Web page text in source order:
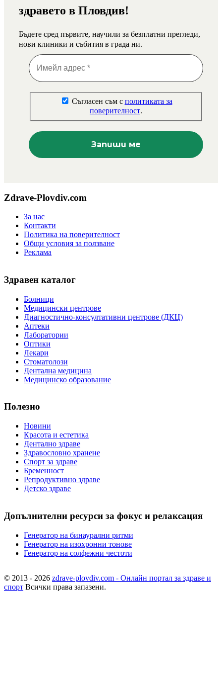
здравето в Пловдив!
Бъдете сред първите, научили за безплатни прегледи,
нови клиники и събития в града ни.
Съгласен съм с политиката за
поверителност.
Zdrave-Plovdiv.com
За нас
Контакти
Политика на поверителност
Общи условия за ползване
Реклама
Здравен каталог
Болници
Медицински центрове
Диагностично-консултативни центрове (ДКЦ)
Аптеки
Лаборатории
Оптики
Лекари
Стоматолози
Дентална медицина
Медицинско образование
Полезно
Новини
Красота и естетика
Дентално здраве
Здравословно хранене
Спорт за здраве
Бременност
Репродуктивно здраве
Детско здраве
Допълнителни ресурси за фокус и релаксация
Генератор на бинаурални ритми
Генератор на изохронни тонове
Генератор на солфежни честоти
© 2013 - 2026 zdrave-plovdiv.com - Онлайн портал за здраве и
спорт Всички права запазени.